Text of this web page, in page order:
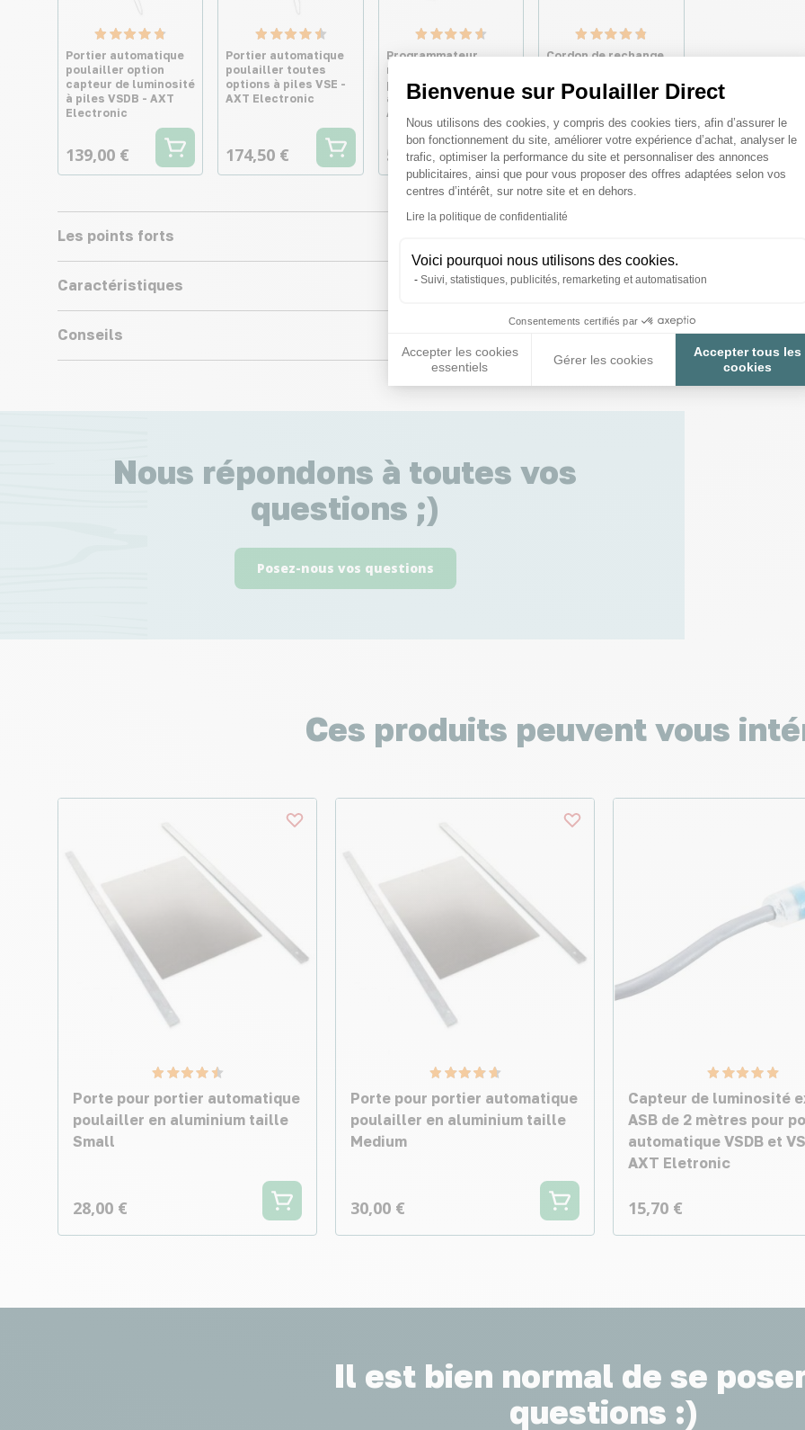
Bienvenue sur Poulailler Direct
Plateforme de Gestion du
Nous utilisons des cookies, y compris des cookies tiers, afin d’assurer le
bon fonctionnement du site, améliorer votre expérience d’achat, analyser le
trafic, optimiser la performance du site et personnaliser des annonces
publicitaires, ainsi que pour vous proposer des offres adaptées selon vos
centres d’intérêt, sur notre site et en dehors.
Lire la politique de confidentialité
Voici pourquoi nous utilisons des cookies.
Suivi, statistiques, publicités, remarketing et automatisation
Consentements certifiés par
Accepter les cookies
essentiels
Gérer les cookies
Accepter tous les
cookies
Axeptio consent
Portier automatique
poulailler option
capteur de luminosité
à piles VSDB - AXT
Electronic
139,00 €
Portier automatique
poulailler toutes
options à piles VSE -
AXT Electronic
174,50 €
Programmateur
minuteur à piles BS-D
pour portier
automatique VSDB -
AXT Electronic
52,60 €
Cordon de rechange
automatique VSDB et
VSE - AXT Electronic
4,80 €
Les points forts
Caractéristiques
Conseils
Nous répondons à toutes vos
questions ;)
Posez-nous vos questions
Ces produits peuvent vous
Porte pour portier automatique
poulailler en aluminium taille
Small
28,00 €
Porte pour portier automatique
poulailler en aluminium taille
Medium
30,00 €
Capteur de luminosité
ASB de 2 mètres pour
automatique VSDB et
AXT Eletronic
15,70 €
Il est bien normal de se
questions :)